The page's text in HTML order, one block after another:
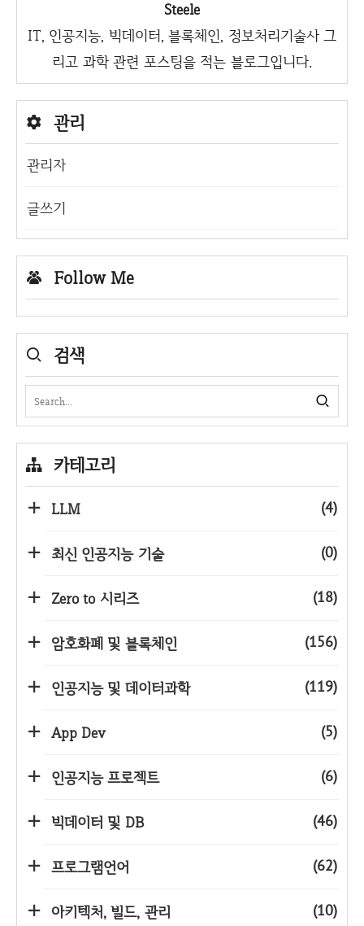
Steele
IT, 인공지능, 빅데이터, 블록체인, 정보처리기술사 그
리고 과학 관련 포스팅을 적는 블로그입니다.
관리
관리자
글쓰기
Follow Me
검색
카테고리
LLM (4)
최신 인공지능 기술 (0)
Zero to 시리즈 (18)
암호화폐 및 블록체인 (156)
인공지능 및 데이터과학 (119)
App Dev (5)
인공지능 프로젝트 (6)
빅데이터 및 DB (46)
프로그램언어 (62)
아키텍처, 빌드, 관리 (10)